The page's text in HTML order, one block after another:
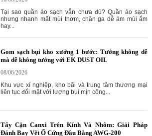
Tại sao quần áo sạch vẫn chưa đủ? Quần áo sạch
nhưng nhanh mất mùi thơm, chăn ga dễ ám mùi ẩm
hay...
Gom sạch bụi kho xưởng 1 bước: Tưởng không dễ
mà dễ không tưởng với EK DUST OIL
08/06/2026
Khu vực xí nghiệp, kho bãi và trung tâm thương mại
liên tục đối mặt với lượng bụi mịn công...
Tẩy Cặn Canxi Trên Kính Và Nhôm: Giải Pháp
Đánh Bay Vết Ố Cứng Đầu Bằng AWG-200